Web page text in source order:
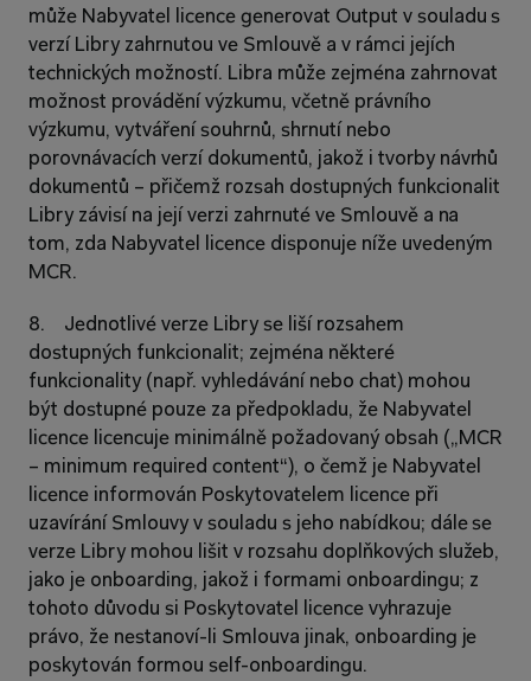
může Nabyvatel licence generovat Output v souladu s
verzí Libry zahrnutou ve Smlouvě a v rámci jejích
technických možností. Libra může zejména zahrnovat
možnost provádění výzkumu, včetně právního
výzkumu, vytváření souhrnů, shrnutí nebo
porovnávacích verzí dokumentů, jakož i tvorby návrhů
dokumentů – přičemž rozsah dostupných funkcionalit
Libry závisí na její verzi zahrnuté ve Smlouvě a na
tom, zda Nabyvatel licence disponuje níže uvedeným
MCR.
8.    Jednotlivé verze Libry se liší rozsahem
dostupných funkcionalit; zejména některé
funkcionality (např. vyhledávání nebo chat) mohou
být dostupné pouze za předpokladu, že Nabyvatel
licence licencuje minimálně požadovaný obsah („MCR
– minimum required content“), o čemž je Nabyvatel
licence informován Poskytovatelem licence při
uzavírání Smlouvy v souladu s jeho nabídkou; dále se
verze Libry mohou lišit v rozsahu doplňkových služeb,
jako je onboarding, jakož i formami onboardingu; z
tohoto důvodu si Poskytovatel licence vyhrazuje
právo, že nestanoví-li Smlouva jinak, onboarding je
poskytován formou self-onboardingu.